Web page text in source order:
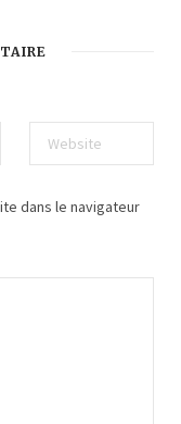
dans le navigateur